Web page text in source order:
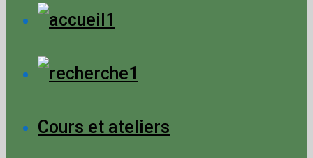
Cours et ateliers